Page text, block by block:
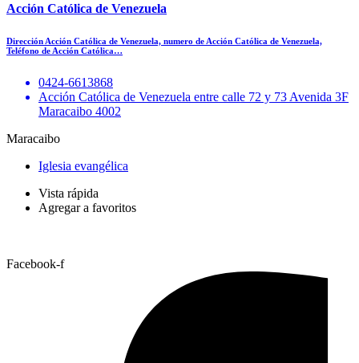
Acción Católica de Venezuela
Dirección Acción Católica de Venezuela, numero de Acción Católica de Venezuela,
Teléfono de Acción Católica…
0424-6613868
Acción Católica de Venezuela entre calle 72 y 73 Avenida 3F
Maracaibo 4002
Maracaibo
Iglesia evangélica
Vista rápida
Agregar a favoritos
Facebook-f